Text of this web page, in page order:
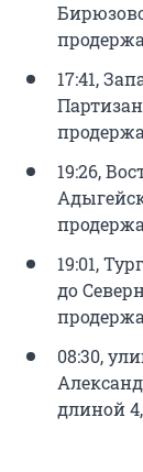
17:41,
19:26,
19:01,
до
08:30,
длиной